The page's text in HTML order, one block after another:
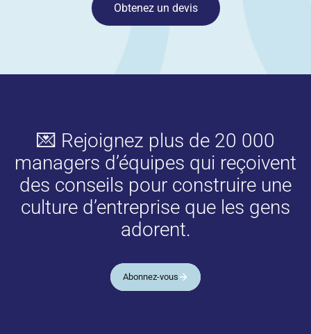
Obtenez un devis
💌 Rejoignez plus de 20 000
managers d’équipes qui reçoivent
des conseils pour construire une
culture d’entreprise que les gens
adorent.
Abonnez-vous